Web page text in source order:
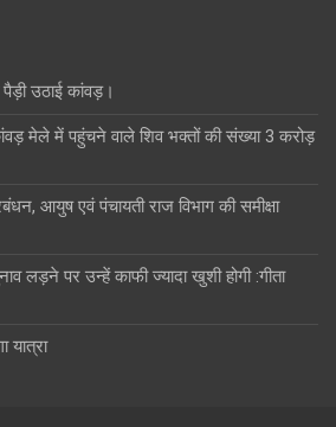
उठाई कांवड़।
मेले में पहुंचने वाले शिव भक्तों की संख्या 3 करोड़
आयुष एवं पंचायती राज विभाग की समीक्षा
लड़ने पर उन्हें काफी ज्यादा खुशी होगी :गीता
यात्रा